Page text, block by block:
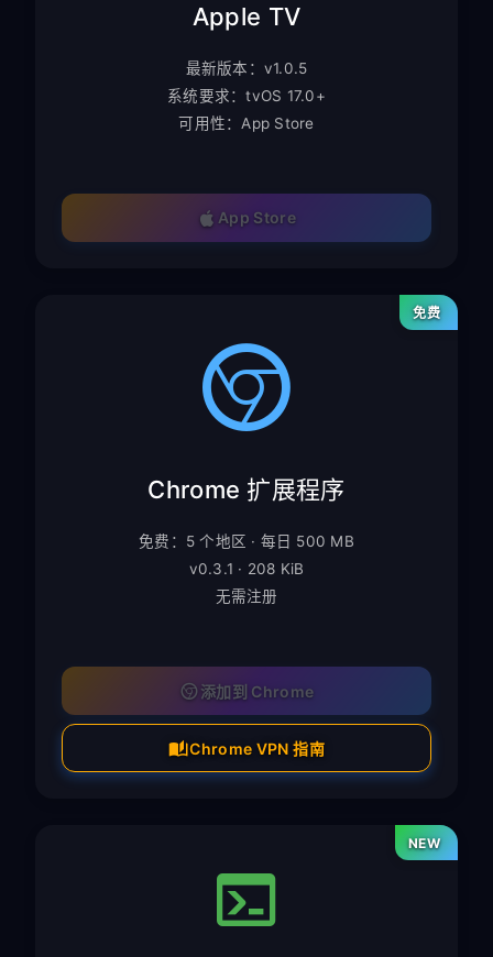
Apple TV
最新版本：v1.0.5
系统要求：tvOS 17.0+
可用性：App Store
App Store
免费
Chrome 扩展程序
免费：5 个地区 · 每日 500 MB
v0.3.1 · 208 KiB
无需注册
添加到 Chrome
Chrome VPN 指南
NEW